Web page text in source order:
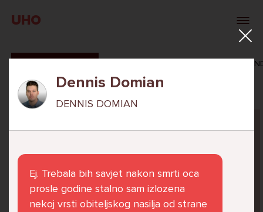
UHO
VERONIKA
Dennis Domian
DENNIS DOMIAN
Ej. Trebala bih savjet nakon smrti oca
prosle godine stalno sam izlozena
nekoj vrsti obiteljskog nasilja od strane